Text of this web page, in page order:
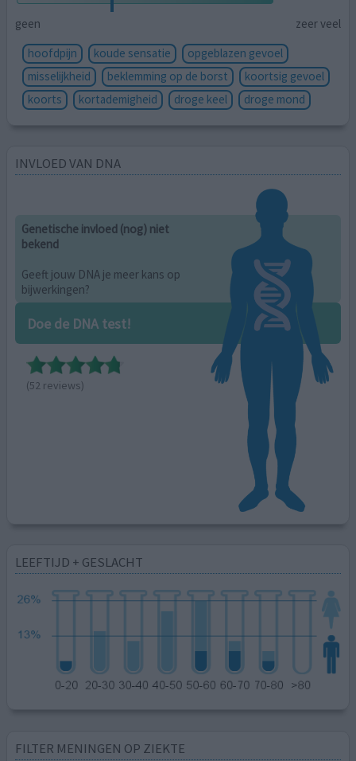
geen
zeer veel
hoofdpijn
koude sensatie
opgeblazen gevoel
misselijkheid
beklemming op de borst
koortsig gevoel
koorts
kortademigheid droge keel droge mond
INVLOED VAN DNA
Genetische invloed (nog) niet
bekend
Geeft jouw DNA je meer kans op
bijwerkingen?
Doe de DNA test!
(52 reviews)
LEEFTIJD + GESLACHT
FILTER MENINGEN OP ZIEKTE